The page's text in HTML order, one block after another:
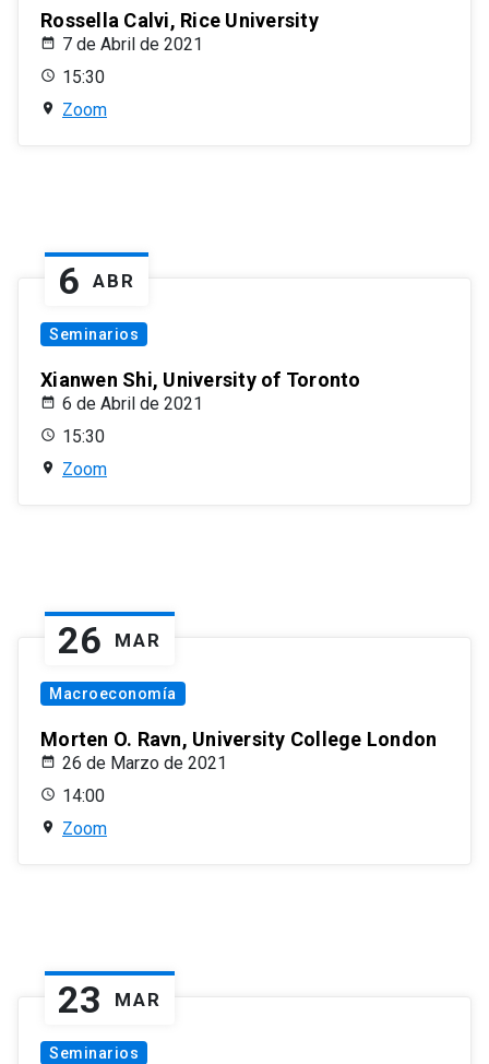
Rossella Calvi, Rice University
7 de Abril de 2021
15:30
Zoom
6 ABR
Seminarios
Xianwen Shi, University of Toronto
6 de Abril de 2021
15:30
Zoom
26 MAR
Macroeconomía
Morten O. Ravn, University College London
26 de Marzo de 2021
14:00
Zoom
23 MAR
Seminarios